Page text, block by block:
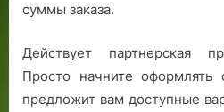
суммы заказа.
Действует партнерская
Просто начните оформлять
предложит вам доступные